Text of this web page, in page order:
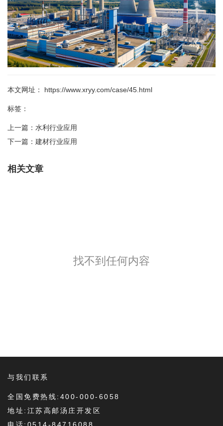
本文网址： https://www.xryy.com/case/45.html
标签：
上一篇： 水利行业应用
下一篇： 建材行业应用
相关文章
找不到任何内容
与我们联系
全国免费热线:400-000-6058
地址:江苏高邮汤庄开发区